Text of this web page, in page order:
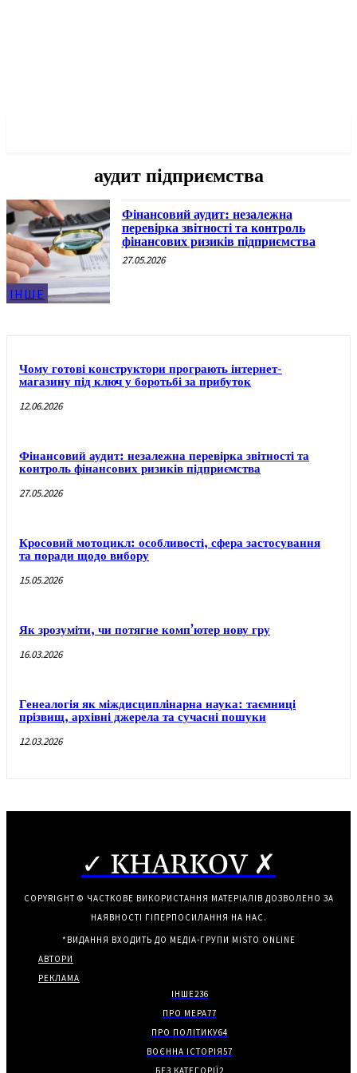
аудит підприємства
ІНШЕ
Фінансовий аудит: незалежна
перевірка звітності та контроль
фінансових ризиків підприємства
27.05.2026
Чому готові конструктори програють інтернет-
магазину під ключ у боротьбі за прибуток
12.06.2026
Фінансовий аудит: незалежна перевірка звітності та
контроль фінансових ризиків підприємства
27.05.2026
Кросовий мотоцикл: особливості, сфера застосування
та поради щодо вибору
15.05.2026
Як зрозуміти, чи потягне комп’ютер нову гру
16.03.2026
Генеалогія як міждисциплінарна наука: таємниці
прізвищ, архівні джерела та сучасні пошуки
12.03.2026
✓ KHARKOV ✗
COPYRIGHT © ЧАСТКОВЕ ВИКОРИСТАННЯ МАТЕРІАЛІВ ДОЗВОЛЕНО ЗА
НАЯВНОСТІ ГІПЕРПОСИЛАННЯ НА НАС.
*ВИДАННЯ ВХОДИТЬ ДО МЕДІА-ГРУПИ MISTO ONLINE
АВТОРИ
РЕКЛАМА
ІНШЕ236
ПРО МЕРА77
ПРО ПОЛІТИКУ64
ВОЄННА ІСТОРІЯ57
БЕЗ КАТЕГОРІЇ2